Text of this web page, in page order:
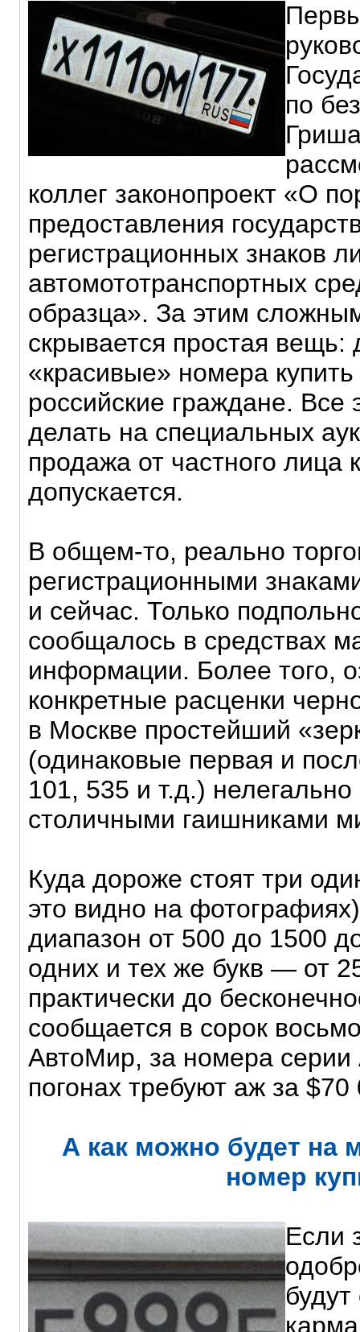
по
коллег законопроект «О
предоставления
регистрационных знаков
автомототранспортных
образца». За этим
скрывается простая
«красивые» номера купить
российские граждане. Все
делать на специальных
продажа от частного лица
допускается.
В общем-то, реально
регистрационными
и сейчас. Только
сообщалось в средствах
информации. Более того,
конкретные расценки
в Москве простейший
(одинаковые первая и
101, 535 и т.д.)
столичными гаишниками
Куда дороже стоят три
это видно на
диапазон от 500 до 1500
одних и тех же букв — от
практически до
сообщается в сорок
АвтоМир, за номера
погонах требуют аж за $70
А как можно будет на
номер
Если